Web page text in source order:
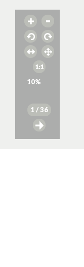
10%
1 / 36